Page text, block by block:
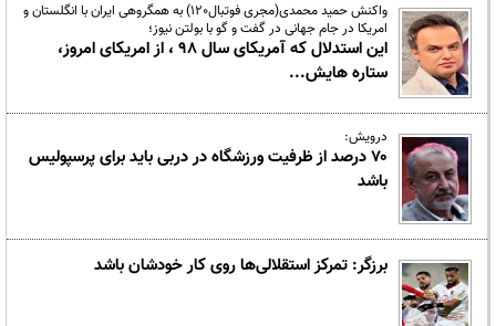
واکنش حمید محمدی(مجری فوتبال120) به همگروهی ایران با انگلستان و
امریکا در جام جهانی در گفت و گو با بولتن نیوز؛
این استدلال که آمریکای سال 98 ، از امریکای امروز،
ستاره هایش...
درویش:
۷۰ درصد از ظرفیت ورزشگاه در دربی باید برای پرسپولیس
باشد
برزگر: تمرکز استقلالی‌ها روی کار خودشان باشد